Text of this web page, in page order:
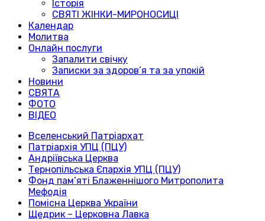
Історія
СВЯТІ ЖІНКИ-МИРОНОСИЦІ
Календар
Молитва
Онлайн послуги
Запалити свічку
Записки за здоров’я та за упокій
Новини
СВЯТА
ФОТО
ВІДЕО
Вселенський Патріархат
Патріархія УПЦ (ПЦУ)
Андріївська Церква
Тернопільська Єпархія УПЦ (ПЦУ)
Фонд пам’яті Блаженнішого Митрополита
Мефодія
Помісна Церква України
Щедрик – Церковна Лавка